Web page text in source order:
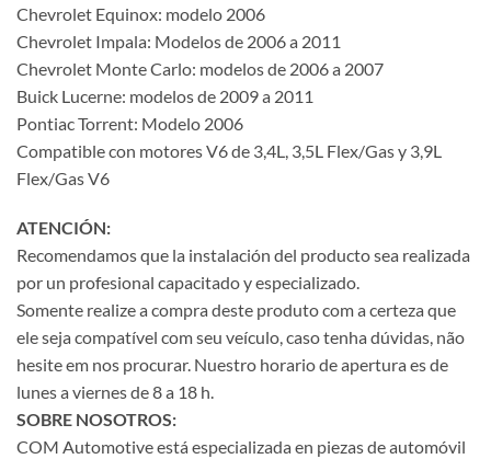
Chevrolet Equinox: modelo 2006
Chevrolet Impala: Modelos de 2006 a 2011
Chevrolet Monte Carlo: modelos de 2006 a 2007
Buick Lucerne: modelos de 2009 a 2011
Pontiac Torrent: Modelo 2006
Compatible con motores V6 de 3,4L, 3,5L Flex/Gas y 3,9L
Flex/Gas V6
ATENCIÓN:
Recomendamos que la instalación del producto sea realizada
por un profesional capacitado y especializado.
Somente realize a compra deste produto com a certeza que
ele seja compatível com seu veículo, caso tenha dúvidas, não
hesite em nos procurar. Nuestro horario de apertura es de
lunes a viernes de 8 a 18 h.
SOBRE NOSOTROS:
COM Automotive está especializada en piezas de automóvil